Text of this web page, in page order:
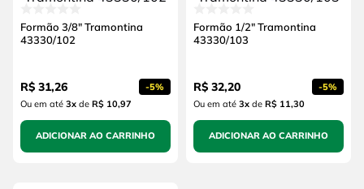
Formão 3/8" Tramontina
43330/102
R$ 31,26 -5%
Ou em até 3xde R$ 10,97
ADICIONAR AO CARRINHO
Formão 1/2" Tramontina
43330/103
R$ 32,20 -5%
Ou em até 3xde R$ 11,30
ADICIONAR AO CARRINHO